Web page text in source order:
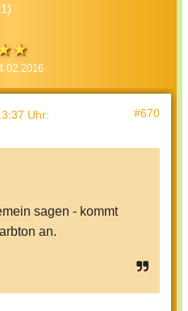
Uhr: #670
sagen - kommt
an.